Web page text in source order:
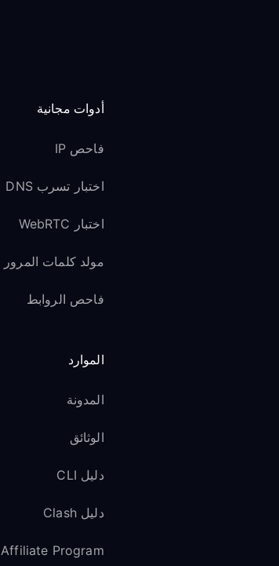
أدوات مجانية
فاحص IP
اختبار تسرب DNS
اختبار WebRTC
مولد كلمات المرور
فاحص الروابط
الموارد
المدونة
الوثائق
دليل CLI
دليل Clash
Affiliate Program